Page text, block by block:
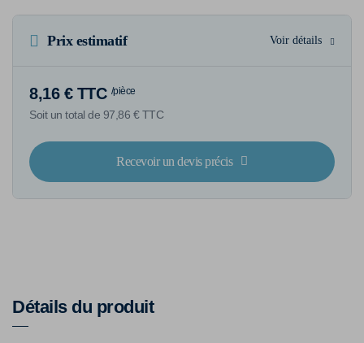
Prix estimatif Voir détails
8,16 € TTC /pièce
Soit un total de 97,86 € TTC
Recevoir un devis précis
Détails du produit